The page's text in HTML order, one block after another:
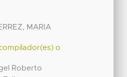
MARIA
o
Roberto